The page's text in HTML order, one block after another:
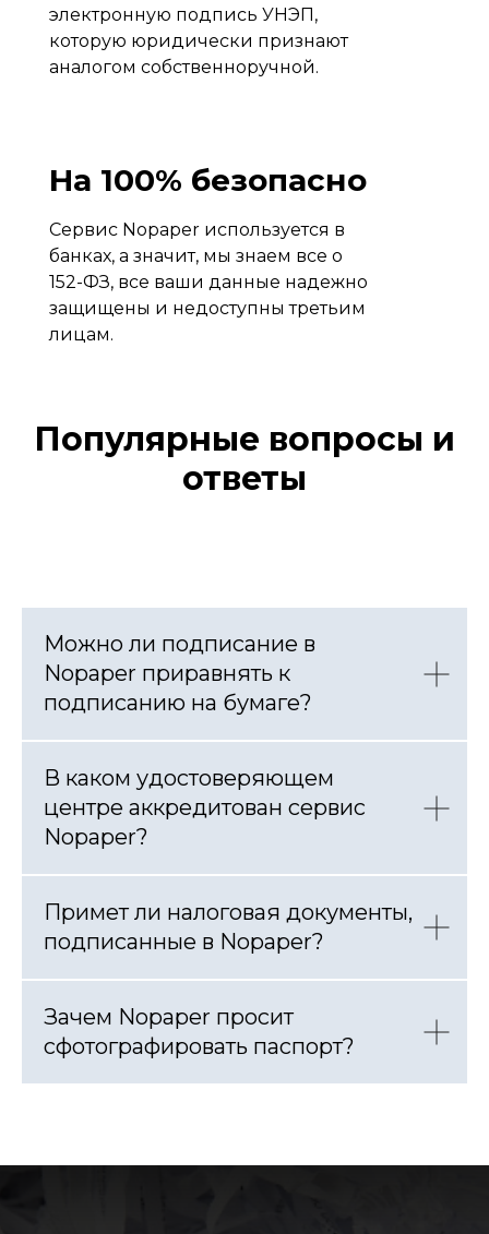
Сервис Nopaper используется в
банках, а значит, мы знаем все о
152-ФЗ, все ваши данные надежно
защищены и недоступны третьим
лицам.
На 100% безопасно
электронную подпись УНЭП,
которую юридически признают
аналогом собственноручной.
Популярные вопросы и
ответы
Можно ли подписание в
Nopaper приравнять к
подписанию на бумаге?
В каком удостоверяющем
центре аккредитован сервис
Nopaper?
Примет ли налоговая документы,
подписанные в Nopaper?
Зачем Nopaper просит
сфотографировать паспорт?